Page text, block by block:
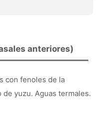
anteriores)
con fenoles de la
de yuzu. Aguas termales.